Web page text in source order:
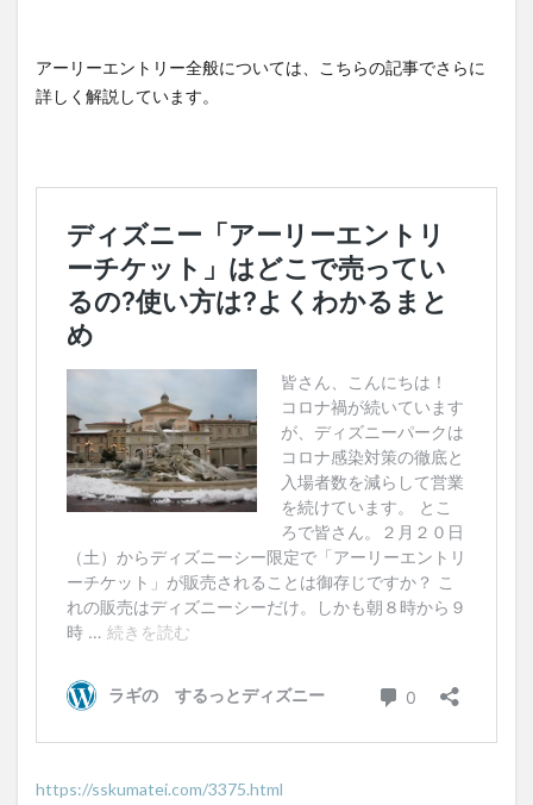
アーリーエントリー全般については、こちらの記事でさらに
詳しく解説しています。
https://sskumatei.com/3375.html